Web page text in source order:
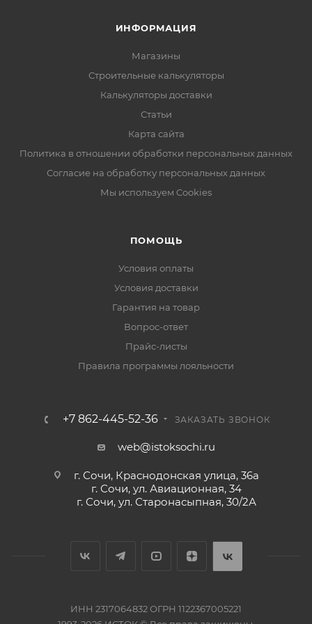
ИНФОРМАЦИЯ
Магазины
Строительные калькуляторы
Калькуляторы доставки
Статьи
Карта сайта
Политика в отношении обработки персональных данных
Согласие на обработку персональных данных
Мы используем Cookies
ПОМОЩЬ
Условия оплаты
Условия доставки
Гарантия на товар
Вопрос-ответ
Прайс-листы
Правила программы лояльности
+7 862-445-52-36 ЗАКАЗАТЬ ЗВОНОК
web@istoksochi.ru
г. Сочи, Краснодонская улица, 36а
г. Сочи, ул. Авиационная, 34
г. Сочи, ул. Старонасыпная, 30/2А
ИНН 2317064832 ОГРН 1122367005221